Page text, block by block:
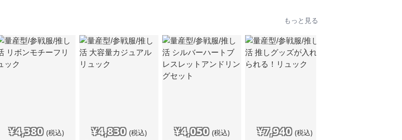
もっと見る
¥4,380 (税込) ¥4,830 (税込) ¥4,050 (税込) ¥7,940 (税込)